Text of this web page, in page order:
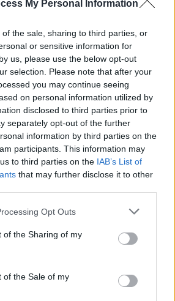
My Personal Information
the sale, sharing to third parties, or
or sensitive information for
us, please use the below opt-out
selection. Please note that after your
you may continue seeing
on personal information utilized by
disclosed to third parties prior to
separately opt-out of the further
information by third parties on the
participants. This information may
to third parties on the IAB’s List of
that may further disclose it to other
app uses one or more Google
or usage behaviour. You may click to
to Google and its third-party tags to
specified purposes in below Google
Opt Outs
of the Sharing of my
of the Sale of my
Modelleket biztosítottak
Jenő, Kecskeméti József, Röder
Tuska Lajos, a Zebegényi
Judith), Valentinyi Gyula,
a MH 1, Honvéd Tűzszerész és
Jóvoltukból
és hozzájuk tartozó - a típust, a
a magyar vonatkozásokat is)
Tamás készítette 26
tabló mutatja be a hajózás
Jó szórakozást, tartalmas
kívánunk minden kedves
a 14-es villamossal
az Óceánárok utcáig).